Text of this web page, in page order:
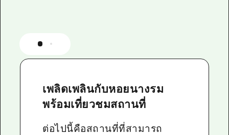
เพลิดเพลินกับหอยนางรม
พร้อมเที่ยวชมสถานที่
ต่อไปนี้คือสถานที่ที่สามารถ